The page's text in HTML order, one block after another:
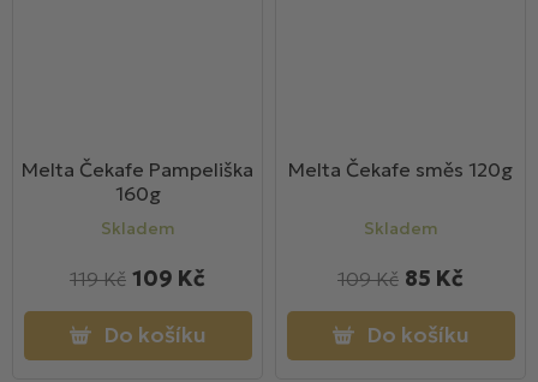
Melta Čekafe Pampeliška
160g
Skladem
109 Kč
119 Kč
Do košíku
Melta Čekafe směs 120g
Skladem
85 Kč
109 Kč
Do košíku